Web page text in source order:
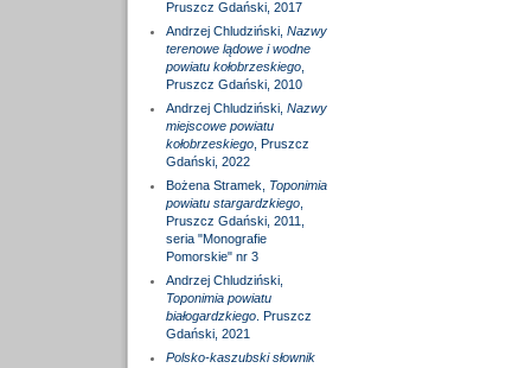
Pruszcz Gdański, 2017
Andrzej Chludziński, Nazwy
terenowe lądowe i wodne
powiatu kołobrzeskiego,
Pruszcz Gdański, 2010
Andrzej Chludziński, Nazwy
miejscowe powiatu
kołobrzeskiego, Pruszcz
Gdański, 2022
Bożena Stramek,
Toponimia
powiatu stargardzkiego,
Pruszcz Gdański, 2011,
seria "Monografie
Pomorskie" nr 3
Andrzej Chludziński,
Toponimia powiatu
białogardzkiego. Pruszcz
Gdański, 2021
Polsko-kaszubski słownik